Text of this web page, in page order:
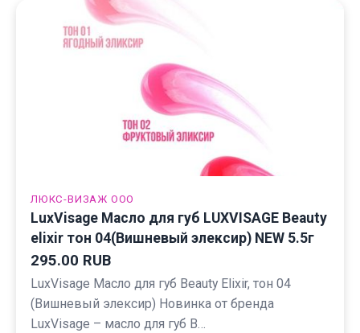
ЛЮКС-ВИЗАЖ ООО
LuxVisage Масло для губ LUXVISAGE Beauty
elixir тон 04(Вишневый элексир) NEW 5.5г
295.00 RUB
LuxVisage Масло для губ Beauty Elixir, тон 04
(Вишневый элексир) Новинка от бренда
LuxVisage – масло для губ B…